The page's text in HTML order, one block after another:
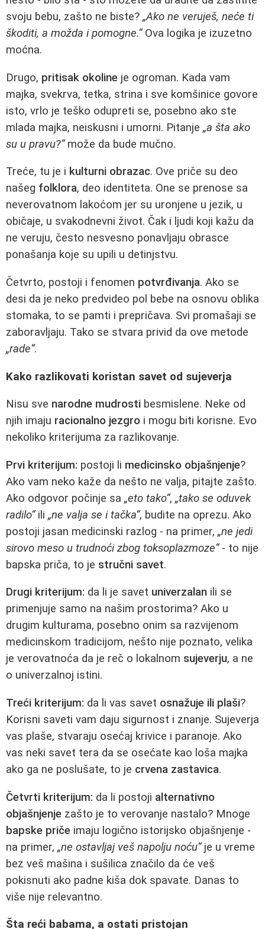
svoju bebu, zašto ne biste? „Ako ne veruješ, neće ti
škoditi, a možda i pomogne.“Ova logika je izuzetno
moćna.
Drugo, pritisak okoline je ogroman. Kada vam
majka, svekrva, tetka, strina i sve komšinice govore
isto, vrlo je teško odupreti se, posebno ako ste
mlada majka, neiskusni i umorni. Pitanje „a šta ako
su u pravu?“može da bude mučno.
Treće, tu je i kulturni obrazac. Ove priče su deo
našeg folklora, deo identiteta. One se prenose sa
neverovatnom lakoćom jer su uronjene u jezik, u
običaje, u svakodnevni život. Čak i ljudi koji kažu da
ne veruju, često nesvesno ponavljaju obrasce
ponašanja koje su upili u detinjstvu.
Četvrto, postoji i fenomen potvrđivanja. Ako se
desi da je neko predvideo pol bebe na osnovu oblika
stomaka, to se pamti i prepričava. Svi promašaji se
zaboravljaju. Tako se stvara privid da ove metode
„rade“.
Kako razlikovati koristan savet od sujeverja
Nisu sve narodne mudrosti besmislene. Neke od
njih imaju racionalno jezgro i mogu biti korisne. Evo
nekoliko kriterijuma za razlikovanje.
Prvi kriterijum: postoji li medicinsko objašnjenje?
Ako vam neko kaže da nešto ne valja, pitajte zašto.
Ako odgovor počinje sa „eto tako“, „tako se oduvek
radilo“ili „ne valja se i tačka“, budite na oprezu. Ako
postoji jasan medicinski razlog - na primer, „ne jedi
sirovo meso u trudnoći zbog toksoplazmoze“- to nije
bapska priča, to je stručni savet.
Drugi kriterijum: da li je savet univerzalan ili se
primenjuje samo na našim prostorima? Ako u
drugim kulturama, posebno onim sa razvijenom
medicinskom tradicijom, nešto nije poznato, velika
je verovatnoća da je reč o lokalnom sujeverju, a ne
o univerzalnoj istini.
Treći kriterijum: da li vas savet osnažuje ili plaši?
Korisni saveti vam daju sigurnost i znanje. Sujeverja
vas plaše, stvaraju osećaj krivice i paranoje. Ako
vas neki savet tera da se osećate kao loša majka
ako ga ne poslušate, to je crvena zastavica.
Četvrti kriterijum: da li postoji alternativno
objašnjenje zašto je to verovanje nastalo? Mnoge
bapske priče imaju logično istorijsko objašnjenje -
na primer, „ne ostavljaj veš napolju noću“je u vreme
bez veš mašina i sušilica značilo da će veš
pokisnuti ako padne kiša dok spavate. Danas to
više nije relevantno.
Šta reći babama, a ostati pristojan